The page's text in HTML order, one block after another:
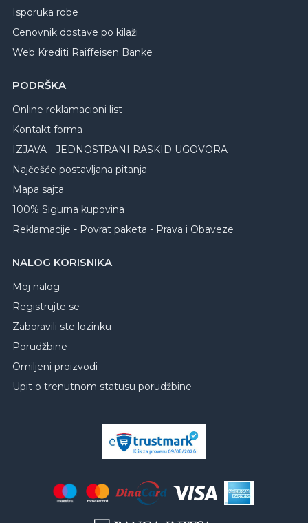
Isporuka robe
Cenovnik dostave po kilaži
Web Krediti Raiffeisen Banke
PODRŠKA
Online reklamacioni list
Kontakt forma
IZJAVA - JEDNOSTRANI RASKID UGOVORA
Najčešće postavljana pitanja
Mapa sajta
100% Sigurna kupovina
Reklamacije - Povrat paketa - Prava i Obaveze
NALOG KORISNIKA
Moj nalog
Registrujte se
Zaboravili ste lozinku
Porudžbine
Omiljeni proizvodi
Upit o trenutnom statusu porudžbine